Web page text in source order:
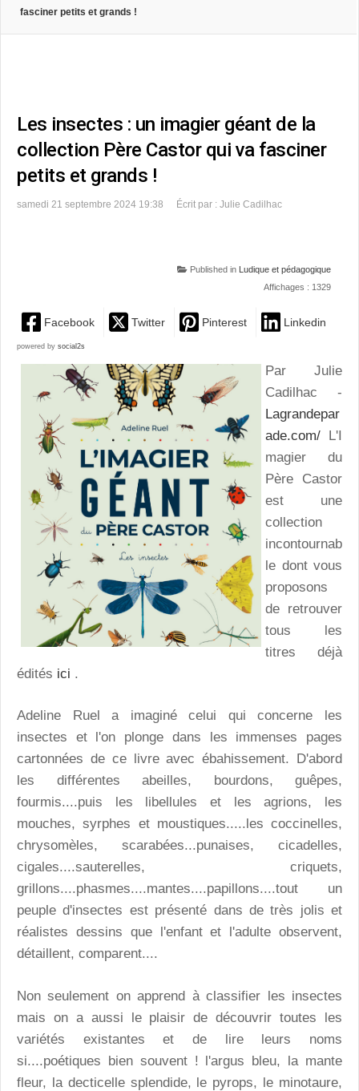
fasciner petits et grands !
Les insectes : un imagier géant de la
collection Père Castor qui va fasciner
petits et grands !
samedi 21 septembre 2024 19:38 Écrit par : Julie Cadilhac
Published in
Ludique et pédagogique
Affichages : 1329
Facebook Twitter Pinterest Linkedin
powered by social2s
Par Julie
Cadilhac -
Lagrandepar
ade.com/ L'I
magier du
Père Castor
est une
collection
incontournab
le dont vous
proposons
de retrouver
tous les
titres déjà
édités ici .
Adeline Ruel a imaginé celui qui concerne les
insectes et l'on plonge dans les immenses pages
cartonnées de ce livre avec ébahissement. D'abord
les différentes abeilles, bourdons, guêpes,
fourmis....puis les libellules et les agrions, les
mouches, syrphes et moustiques.....les coccinelles,
chrysomèles, scarabées...punaises, cicadelles,
cigales....sauterelles, criquets,
grillons....phasmes....mantes....papillons....tout un
peuple d'insectes est présenté dans de très jolis et
réalistes dessins que l'enfant et l'adulte observent,
détaillent, comparent....
Non seulement on apprend à classifier les insectes
mais on a aussi le plaisir de découvrir toutes les
variétés existantes et de lire leurs noms
si....poétiques bien souvent ! l'argus bleu, la mante
fleur, la decticelle splendide, le pyrops, le minotaure,